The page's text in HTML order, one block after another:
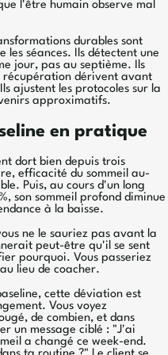
l'être humain observe mal
durables sont
les séances. Ils détectent une
jour, pas au septième. Ils
récupération dérivent avant
ajustent les protocoles sur la
approximatifs.
en pratique
dort bien depuis trois
efficacité du sommeil au-
Puis, au cours d'un long
son sommeil profond diminue
à la baisse.
ne le sauriez pas avant la
peut-être qu'il se sent
pourquoi. Vous passeriez
lieu de coacher.
cette déviation est
Vous voyez
de combien, et dans
un message ciblé : "J'ai
a changé ce week-end.